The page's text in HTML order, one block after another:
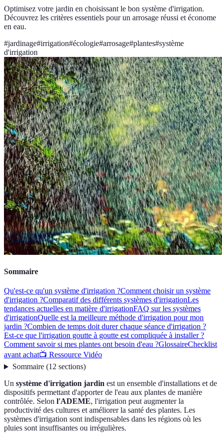
Optimisez votre jardin en choisissant le bon système d'irrigation.
Découvrez les critères essentiels pour un arrosage réussi et économe
en eau.
#jardinage#irrigation#écologie#arrosage#plantes#système
d'irrigation
Sommaire
Qu'est-ce qu'un système d'irrigation ?Comment choisir un système
d'irrigation ?Comparatif des différents systèmes d'irrigationLes
tendances actuelles en matière d'irrigationFAQ sur les systèmes
d'irrigationQuelle est la meilleure méthode d'irrigation pour mon
jardin ?Combien de temps doit durer chaque séance d'irrigation ?
Est-ce que l'irrigation goutte à goutte est compliquée à installer ?
Comment savoir si mes plantes ont besoin d'eau ?GlossaireChecklist
avant achat📺 Ressource Vidéo
Sommaire(12 sections)
Un système d'irrigation jardin est un ensemble d'installations et de
dispositifs permettant d'apporter de l'eau aux plantes de manière
contrôlée. Selon l'ADEME, l'irrigation peut augmenter la
productivité des cultures et améliorer la santé des plantes. Les
systèmes d'irrigation sont indispensables dans les régions où les
pluies sont insuffisantes ou irrégulières.